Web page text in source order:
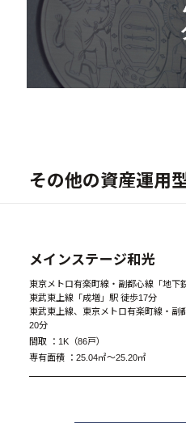
その他の資産運用
メインステージ和光
東京メトロ有楽町線・副都心線「地下
東武東上線「成増」駅 徒歩17分
東武東上線、東京メトロ有楽町線・副
20分
間取 ： 1K（86戸）
専有面積 ： 25.04㎡～25.20㎡
A1